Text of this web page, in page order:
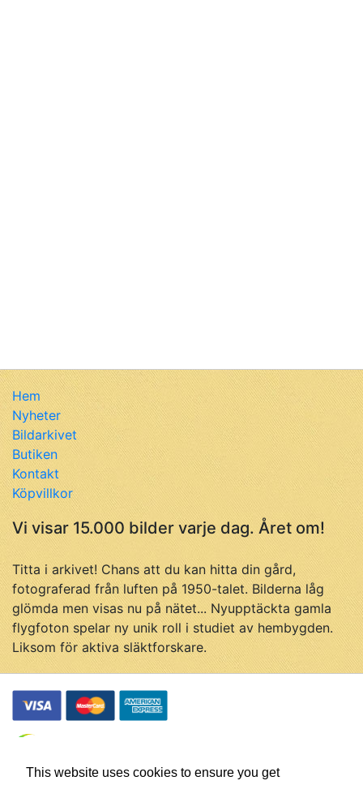
This website uses cookies to ensure you get
Hem
Nyheter
Bildarkivet
Butiken
Kontakt
Köpvillkor
Vi visar 15.000 bilder varje dag. Året om!
Titta i arkivet! Chans att du kan hitta din gård,
fotograferad från luften på 1950-talet. Bilderna låg
glömda men visas nu på nätet... Nyupptäckta gamla
flygfoton spelar ny unik roll i studiet av hembygden.
Liksom för aktiva släktforskare.